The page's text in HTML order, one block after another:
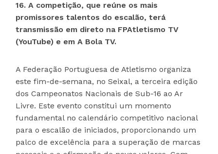
16. A competição, que reúne os mais
promissores talentos do escalão, terá
transmissão em direto na FPAtletismo TV
(YouTube) e em A Bola TV.
A Federação Portuguesa de Atletismo organiza
este fim-de-semana, no Seixal, a terceira edição
dos Campeonatos Nacionais de Sub-16 ao Ar
Livre. Este evento constitui um momento
fundamental no calendário competitivo nacional
para o escalão de iniciados, proporcionando um
palco de excelência para a superação de marcas